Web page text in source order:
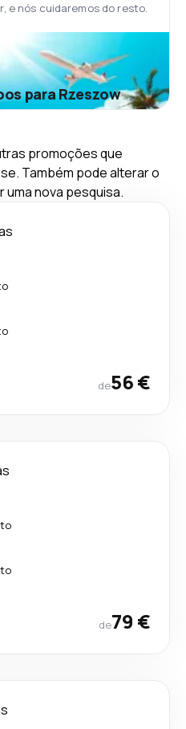
e nós cuidaremos do resto.
para Rzeszow
promoções que
Também pode alterar o
nova pesquisa.
de56 €
de79 €